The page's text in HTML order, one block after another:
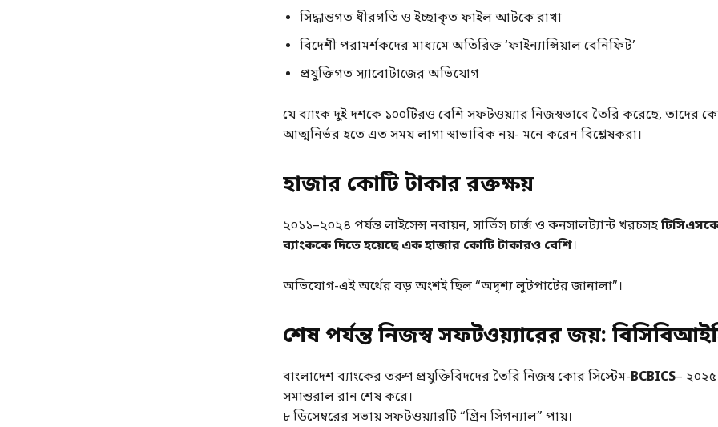
সিদ্ধান্তগত ধীরগতি ও ইচ্ছাকৃত ফাইল আটকে রাখা
বিদেশী পরামর্শকদের মাধ্যমে অতিরিক্ত ‘ফাইন্যান্সিয়াল বেনিফিট’
প্রযুক্তিগত স্যাবোটাজের অভিযোগ
যে ব্যাংক দুই দশকে ১০০টিরও বেশি সফটওয়্যার নিজস্বভাবে তৈরি করেছে, তাদের
আত্মনির্ভর হতে এত সময় লাগা স্বাভাবিক নয়- মনে করেন বিশ্লেষকরা।
হাজার কোটি টাকার রক্তক্ষয়
২০১১–২০২৪ পর্যন্ত লাইসেন্স নবায়ন, সার্ভিস চার্জ ও কনসালট্যান্ট খরচসহ
ব্যাংককে দিতে হয়েছে এক হাজার কোটি টাকারও বেশি।
অভিযোগ-এই অর্থের বড় অংশই ছিল “অদৃশ্য লুটপাটের জানালা”।
শেষ পর্যন্ত নিজস্ব সফটওয়্যারের জয়:
বাংলাদেশ ব্যাংকের তরুণ প্রযুক্তিবিদদের তৈরি নিজস্ব কোর সিস্টেম-BCBICS–
সমান্তরাল রান শেষ করে।
৮ ডিসেম্বরের সভায় সফটওয়্যারটি “গ্রিন সিগন্যাল” পায়।